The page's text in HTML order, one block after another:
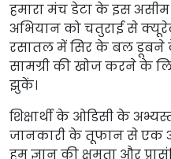
हमारा मंच डेटा के इस
अभियान को चतुराई से
रसातल में सिर के बल डूबने
सामग्री की खोज करने के
झुकें।
शिक्षार्थी के ओडिसी के
जानकारी के तूफान से एक
हम ज्ञान की क्षमता और